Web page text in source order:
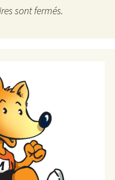
sont fermés.